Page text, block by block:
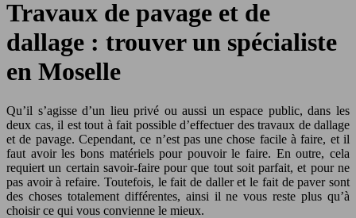
Travaux de pavage et de
dallage : trouver un spécialiste
en Moselle
Qu’il s’agisse d’un lieu privé ou aussi un espace public, dans les
deux cas, il est tout à fait possible d’effectuer des travaux de dallage
et de pavage. Cependant, ce n’est pas une chose facile à faire, et il
faut avoir les bons matériels pour pouvoir le faire. En outre, cela
requiert un certain savoir-faire pour que tout soit parfait, et pour ne
pas avoir à refaire. Toutefois, le fait de daller et le fait de paver sont
des choses totalement différentes, ainsi il ne vous reste plus qu’à
choisir ce qui vous convienne le mieux.